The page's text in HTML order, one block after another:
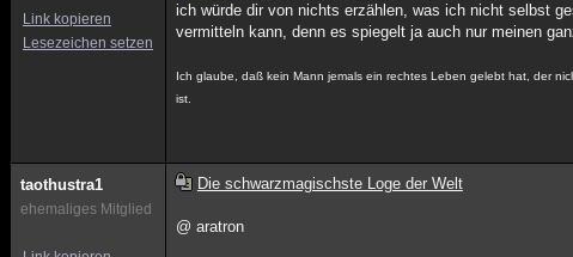
Link kopieren
Lesezeichen setzen
ich würde dir von nichts erzählen, was ich nicht selbst
vermitteln kann, denn es spiegelt ja auch nur meinen
Ich glaube, daß kein Mann jemals ein rechtes Leben gelebt hat, der
ist.
taothustra1
ehemaliges Mitglied
Die schwarzmagischste Loge der Welt
@ aratron